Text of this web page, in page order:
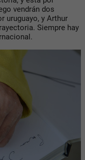
vendrán dos
uruguayo, y Arthur
Siempre hay